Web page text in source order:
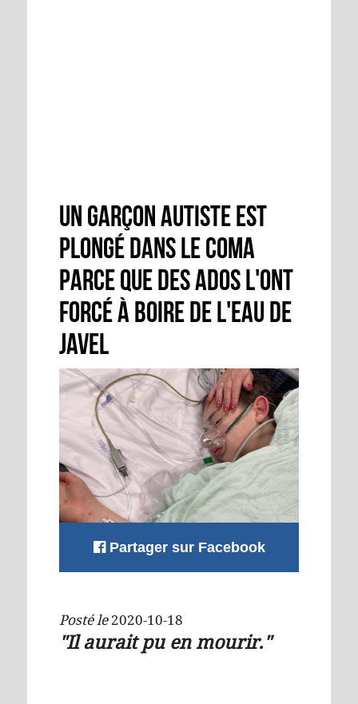
Un garçon autiste est
plongé dans le coma
parce que des ados l'ont
forcé à boire de l'eau de
javel
Partager sur Facebook
Posté le2020-10-18
"Il aurait pu en mourir."